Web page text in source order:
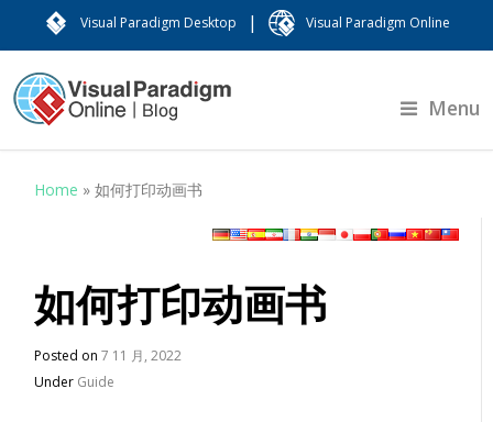
Visual Paradigm Desktop | Visual Paradigm Online
Menu
Home »如何打印动画书
如何打印动画书
Posted on7 11 月, 2022
Under Guide